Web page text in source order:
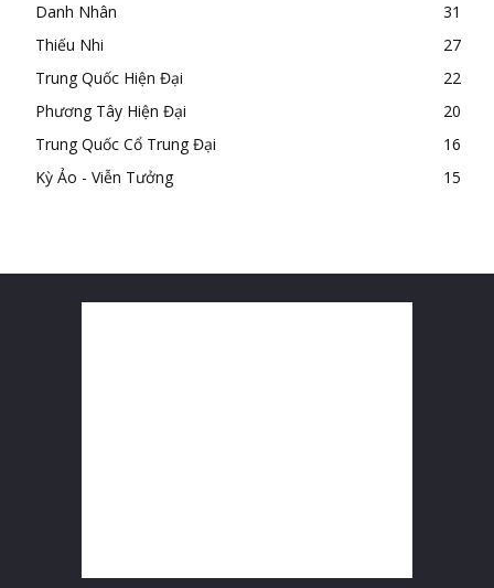
Danh Nhân
31
Thiếu Nhi
27
Trung Quốc Hiện Đại
22
Phương Tây Hiện Đại
20
Trung Quốc Cổ Trung Đại
16
Kỳ Ảo - Viễn Tưởng
15